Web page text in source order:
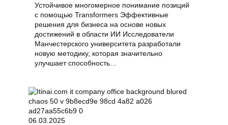
Устойчивое многомерное понимание позиций
с помощью Transformers Эффективные
решения для бизнеса на основе новых
достижений в области ИИ Исследователи
Манчестерского университета разработали
новую методику, которая значительно
улучшает способность…
06.03.2025